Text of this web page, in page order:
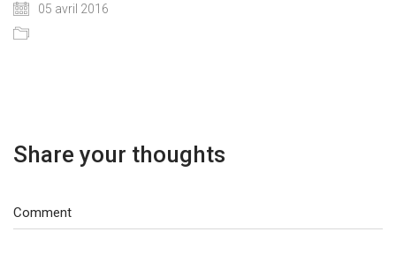
05 avril 2016
Share your thoughts
Comment